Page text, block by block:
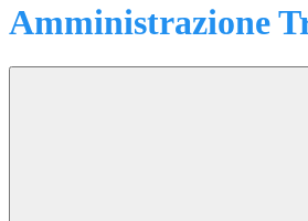
Amministrazione